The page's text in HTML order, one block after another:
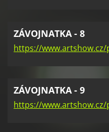
ZÁVOJNATKA - 8
https://
ZÁVOJNATKA - 9
https://